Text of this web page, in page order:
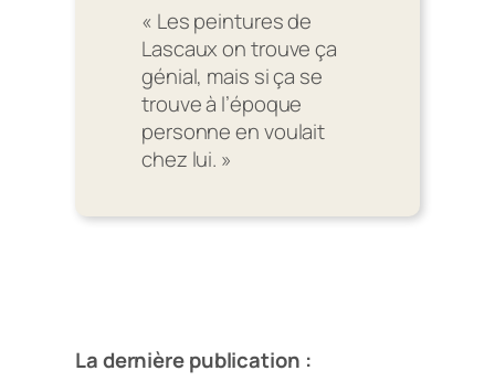
« Les peintures de
Lascaux on trouve ça
génial, mais si ça se
trouve à l’époque
personne en voulait
chez lui. »
La dernière publication :